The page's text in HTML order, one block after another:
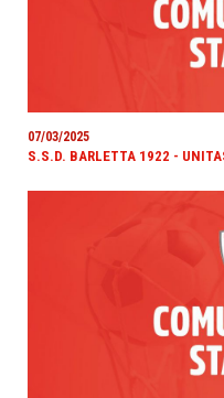
07/03/2025
S.S.D. BARLETTA 1922 -